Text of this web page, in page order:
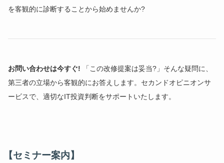
を客観的に診断することから始めませんか?
お問い合わせは今すぐ! 「この改修提案は妥当?」そんな疑問に、
第三者の立場から客観的にお答えします。セカンドオピニオンサ
ービスで、適切なIT投資判断をサポートいたします。
【セミナー案内】